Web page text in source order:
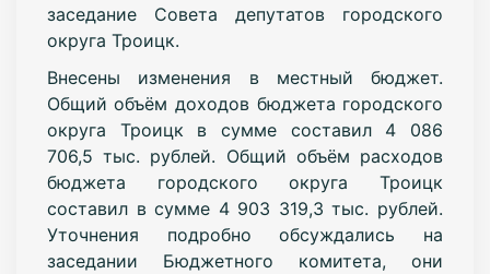
заседание Совета депутатов городского
округа Троицк.
Внесены изменения в местный бюджет.
Общий объём доходов бюджета городского
округа Троицк в сумме составил 4 086
706,5 тыс. рублей. Общий объём расходов
бюджета городского округа Троицк
составил в сумме 4 903 319,3 тыс. рублей.
Уточнения подробно обсуждались на
заседании Бюджетного комитета, они